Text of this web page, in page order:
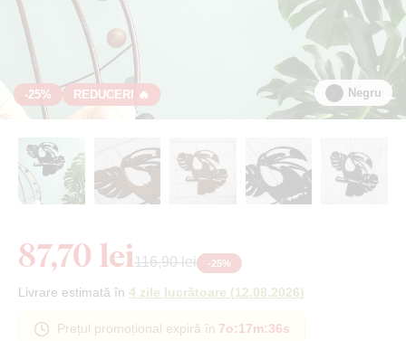
-25% REDUCERI 🔥 Negru
87,70 lei116,90 lei -25%
Livrare estimată în 4 zile lucrătoare (12.08.2026)
Prețul promoțional expiră în 7o:17m:35s